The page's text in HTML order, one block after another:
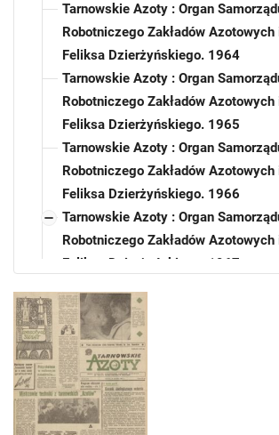
Tarnowskie Azoty : Organ
Robotniczego Zakładów Azotowych
Feliksa Dzierżyńskiego. 1964
Tarnowskie Azoty : Organ
Robotniczego Zakładów Azotowych
Feliksa Dzierżyńskiego. 1965
Tarnowskie Azoty : Organ
Robotniczego Zakładów Azotowych
Feliksa Dzierżyńskiego. 1966
Tarnowskie Azoty : Organ
Robotniczego Zakładów Azotowych
Feliksa Dzierżyńskiego. 1967
Robotniczego Zakładów
Feliksa Dzierżyńskiego. 1967, nr 3
Tarnowskie Azoty : Organ
Robotniczego Zakładów
Feliksa Dzierżyńskiego. 1967, nr 4
Tarnowskie Azoty : Organ